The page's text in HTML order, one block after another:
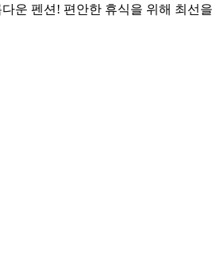
운 펜션! 편안한 휴식을 위해 최선